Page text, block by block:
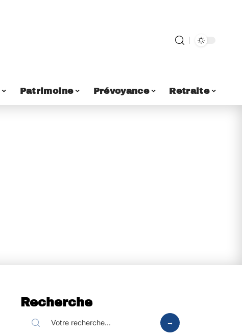
Patrimoine Prévoyance Retraite
Recherche